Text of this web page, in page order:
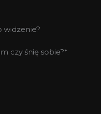
widzenie?
czy śnię sobie?*